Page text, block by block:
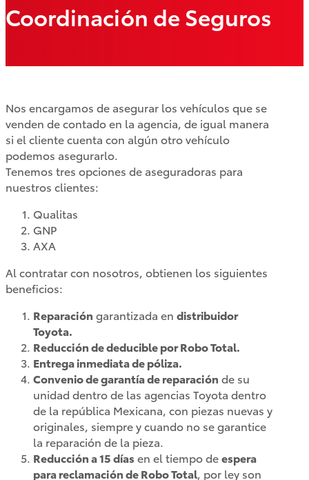
$1,486,000
Coordinación de Seguros
Nos encargamos de asegurar los vehículos que se
venden de contado en la agencia, de igual manera
si el cliente cuenta con algún otro vehículo
podemos asegurarlo.
Tenemos tres opciones de aseguradoras para
nuestros clientes:
Qualitas
GNP
AXA
Al contratar con nosotros, obtienen los siguientes
beneficios:
Reparación garantizada en distribuidor
Toyota.
Reducción de deducible por Robo Total.
Entrega inmediata de póliza.
Convenio de garantía de reparación de su
unidad dentro de las agencias Toyota dentro
de la república Mexicana, con piezas nuevas y
originales, siempre y cuando no se garantice
la reparación de la pieza.
Reducción a 15 díasen el tiempo deespera
para reclamación de Robo Total, por ley son